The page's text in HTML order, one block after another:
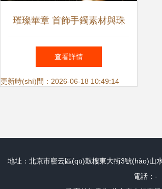
璀璨華章 首飾手鐲素材與珠
寶首飾零售的藝術(shù)與商
業(yè)交響
查看詳情
更新時(shí)間：2026-06-18 10:49:14
地址：北京市密云區(qū)鼓樓東大街3號(hào)山
電話：-